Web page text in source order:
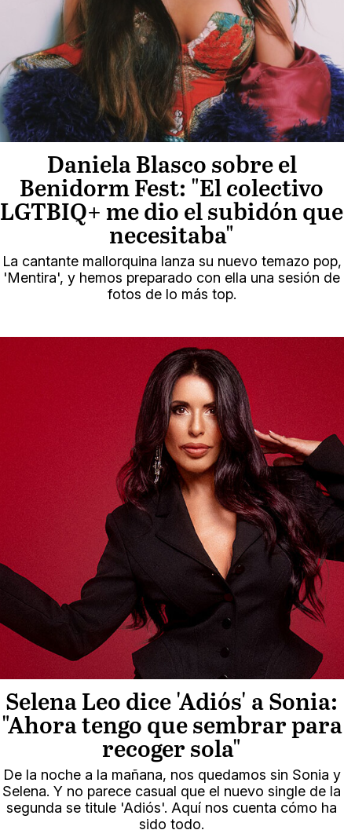
Daniela Blasco sobre el
Benidorm Fest: "El colectivo
LGTBIQ+ me dio el subidón que
necesitaba"
La cantante mallorquina lanza su nuevo temazo pop,
'Mentira', y hemos preparado con ella una sesión de
fotos de lo más top.
Selena Leo dice 'Adiós' a Sonia:
"Ahora tengo que sembrar para
recoger sola"
De la noche a la mañana, nos quedamos sin Sonia y
Selena. Y no parece casual que el nuevo single de la
segunda se titule 'Adiós'. Aquí nos cuenta cómo ha
sido todo.